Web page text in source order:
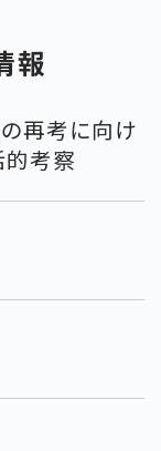
報
再考に向け
考察